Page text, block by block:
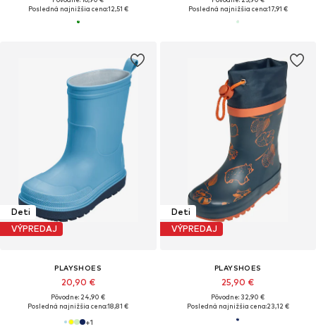
Posledná najnižšia cena:12,51 €
Posledná najnižšia cena:17,91 €
Deti
VÝPREDAJ
PLAYSHOES
20,90 €
Pôvodne: 24,90 €
Posledná najnižšia cena:18,81 €
+1
Deti
VÝPREDAJ
PLAYSHOES
25,90 €
Pôvodne: 32,90 €
Posledná najnižšia cena:23,12 €